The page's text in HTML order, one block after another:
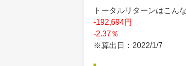
トータルリターンはこん
-192,694円
-2.37％
※算出日：2022/1/7